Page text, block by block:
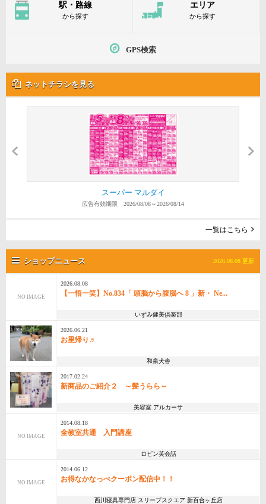
駅・路線
から探す
エリア
から探す
GPS検索
ネットチラシを見る
スーパー マルダイ
広告有効期限 2026/08/08～2026/08/14
横浜タウン情報誌アーバン 田園・ニュータウン版
広告有効期限 2026/08/06～2026/09/09
スーパー なかや 戸塚店
広告有効期限 2026/08/06～2026/08/12
スーパーたまや 野庭店
広告有効期限 2026/08/04～2026/08/10
スーパーたまや 上郷店
広告有効期限 2026/08/04～2026/08/10
スーパーたまや 港南台店
広告有効期限 2026/08/04～2026/08/10
スーパーたまや 深谷店
広告有効期限 2026/08/04～2026/08/10
スーパー横濱屋
広告有効期限 2026/08/04～2026/08/10
生鮮スーパーグリーンズ
広告有効期限 2026/08/03～2026/08/09
横浜タウン情報誌アーバン 横浜中央版
広告有効期限 2026/07/23～2026/08/26
一覧はこちら
ショップニュース 2026.08.08 更新
NO IMAGE
2026.08.08
【一悟一笑】No.834「 頭脳から腹脳へ 8 」新・ Ne...
いずみ健美倶楽部
2026.06.21
お里帰り♬
和泉犬舎
2017.02.24
新商品のご紹介２ ～髪うらら～
美容室 アルカーサ
NO IMAGE
2014.08.18
全教室共通 入門講座
ロビン英会話
NO IMAGE
2014.06.12
お得なかなっぺクーポン配信中！！
西川寝具専門店 スリープスクエア 新百合ヶ丘店